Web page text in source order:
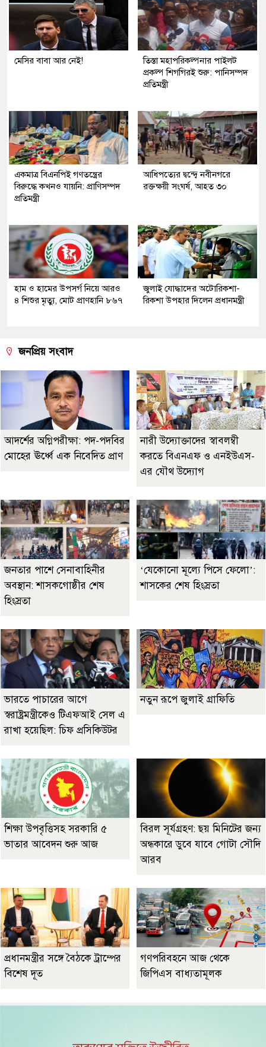
মেসির বাবা আর নেই!
তিস্তা মহাপরিকল্পনার পাইলট
প্রকল্প শিগগিরই শুরু: পানিসম্পদ
প্রতিমন্ত্রী
একমাত্র বিএনপিই গণতন্ত্রের
বিরুদ্ধে কখনও যায়নি: প্রাণিসম্পদ
প্রতিমন্ত্রী
আধিপত্যের দ্বন্দ্বে নবীনগরে
রক্তক্ষয়ী সংঘর্ষ, আহত ৩০
হাম ও হামের উপসর্গ নিয়ে আরও
৪ শিশুর মৃত্যু, মোট প্রাণহানি ৮৬৭
জুলাই যোদ্ধাদের অটোরিকশা-
রিকশা উপহার দিলেন প্রধানমন্ত্রী
জনপ্রিয় সংবাদ
আদর্শের অগ্নিপরীক্ষা: পদ-পদবির
মোহের ঊর্ধ্বে এক নিবেদিত প্রাণ
নারী উদ্যোক্তাদের স্বাবলম্বী
করতে বিএনএফ ও এনইউএস-
এর যৌথ উদ্যোগ
জনতার পাশে সেনাবাহিনীর
অবস্থান: শাসকগোষ্ঠীর শেষ
হিংস্রতা
‘যেকোনো মূল্যে পিসে ফেলো’:
শাসকের শেষ হিংস্রতা
ভারতে পাচারের আগে
স্বরাষ্ট্রমন্ত্রীকেও টিএফআই সেল এ
রাখা হয়েছিল: চিফ প্রসিকিউটর
নতুন রূপে জুলাই গ্রাফিতি
শিক্ষা উপবৃত্তিসহ সরকারি ৫
ভাতার আবেদন শুরু আজ
বিরল সূর্যগ্রহণ: ছয় মিনিটের জন্য
অন্ধকারে ডুবে যাবে গোটা সৌদি
আরব
প্রধানমন্ত্রীর সঙ্গে বৈঠকে ট্রাম্পের
বিশেষ দূত
গণপরিবহনে আজ থেকে
জিপিএস বাধ্যতামূলক